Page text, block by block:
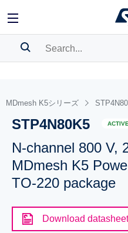
BOOKMARK
Pleaselog into show your
MDmesh K5シリーズ
STP4N80K5 ACTIVE
N-channel 800 V,
MDmesh K5
TO-220 package
Download datasheet